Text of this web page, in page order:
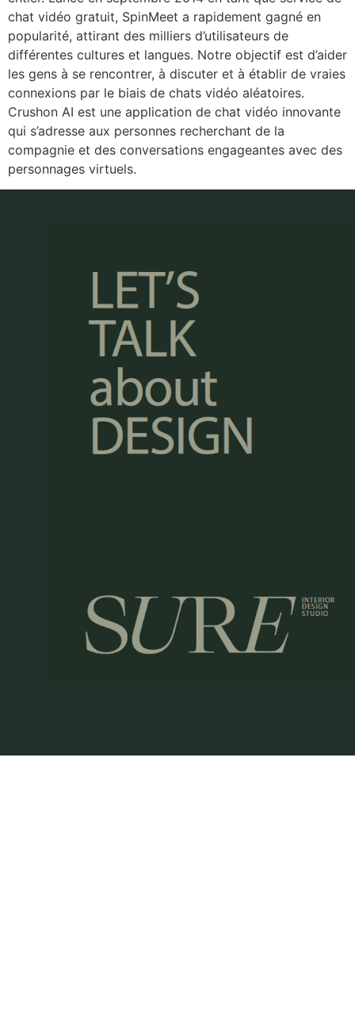
chat vidéo gratuit, SpinMeet a rapidement gagné en
popularité, attirant des milliers d’utilisateurs de
différentes cultures et langues. Notre objectif est d’aider
les gens à se rencontrer, à discuter et à établir de vraies
connexions par le biais de chats vidéo aléatoires.
Crushon AI est une application de chat vidéo innovante
qui s’adresse aux personnes recherchant de la
compagnie et des conversations engageantes avec des
personnages virtuels.